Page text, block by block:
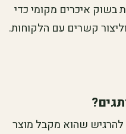
בשוק איכרים מקומי כדי
קשרים עם הלקוחות.
שהוא מקבל מוצר